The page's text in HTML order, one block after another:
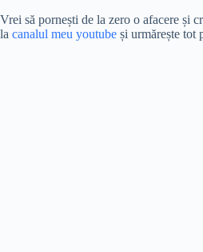
Vrei să pornești de la zero o afacere și
la canalul meu youtube și urmărește tot